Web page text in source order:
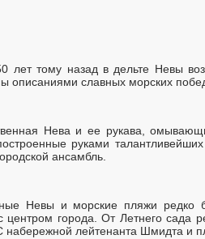
лет тому назад в дельте Невы
описаниями славных морских
Нева и ее рукава,
руками
ансамбль.
Невы и морские пляжи редко
центром города. От Летнего
набережной лейтенанта Шмидта и